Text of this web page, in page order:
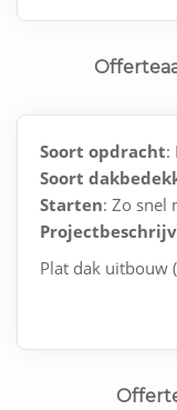
Soort opdracht:
Soort
Starten: Zo snel
Plat dak uitbouw